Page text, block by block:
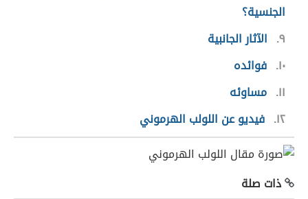
الجنسية؟
٩ الآثار الجانبية
١٠ فوائده
١١ مساوئه
١٢ فيديو عن اللولب الهرموني
ذات صلة